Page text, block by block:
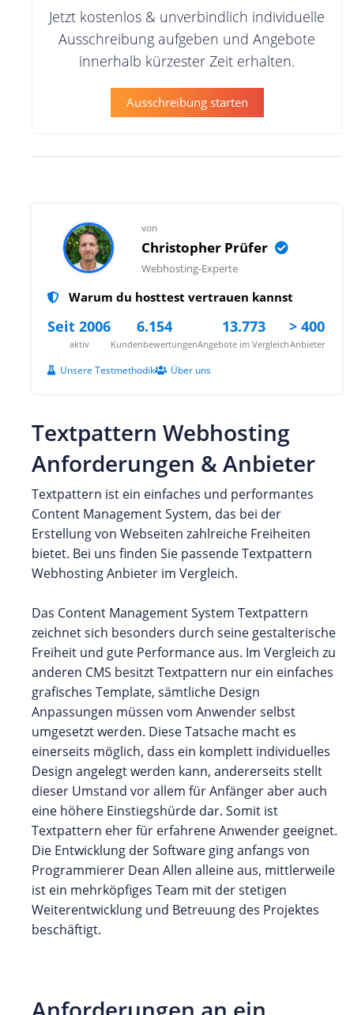
Jetzt kostenlos & unverbindlich individuelle
Ausschreibung aufgeben und Angebote
innerhalb kürzester Zeit erhalten.
Ausschreibung starten
von
Christopher Prüfer
Webhosting-Experte
Warum du hosttest vertrauen kannst
Seit 2006
aktiv
6.154
Kundenbewertungen
13.773
Angebote im Vergleich
> 400
Anbieter
Unsere Testmethodik Über uns
Textpattern Webhosting
Anforderungen & Anbieter
Textpattern ist ein einfaches und performantes
Content Management System, das bei der
Erstellung von Webseiten zahlreiche Freiheiten
bietet. Bei uns finden Sie passende Textpattern
Webhosting Anbieter im Vergleich.
Das Content Management System Textpattern
zeichnet sich besonders durch seine gestalterische
Freiheit und gute Performance aus. Im Vergleich zu
anderen CMS besitzt Textpattern nur ein einfaches
grafisches Template, sämtliche Design
Anpassungen müssen vom Anwender selbst
umgesetzt werden. Diese Tatsache macht es
einerseits möglich, dass ein komplett individuelles
Design angelegt werden kann, andererseits stellt
dieser Umstand vor allem für Anfänger aber auch
eine höhere Einstiegshürde dar. Somit ist
Textpattern eher für erfahrene Anwender geeignet.
Die Entwicklung der Software ging anfangs von
Programmierer Dean Allen alleine aus, mittlerweile
ist ein mehrköpfiges Team mit der stetigen
Weiterentwicklung und Betreuung des Projektes
beschäftigt.